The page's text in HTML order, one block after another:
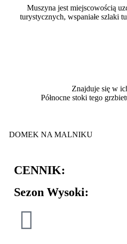
Muszyna jest miejscowością
turystycznych, wspaniałe szlaki
Znajduje się w
Północne stoki tego
DOMEK NA MALNIKU
CENNIK:
Sezon Wysoki: